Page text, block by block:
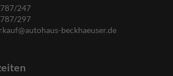
247
297
beckhaeuser.de